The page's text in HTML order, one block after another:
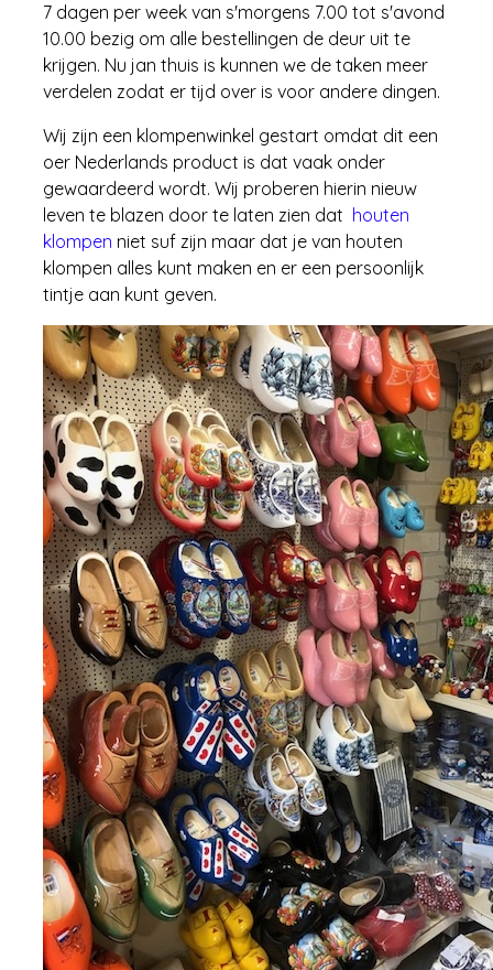
7 dagen per week van s'morgens 7.00 tot s'avond
10.00 bezig om alle bestellingen de deur uit te
krijgen. Nu jan thuis is kunnen we de taken meer
verdelen zodat er tijd over is voor andere dingen.
Wij zijn een klompenwinkel gestart omdat dit een
oer Nederlands product is dat vaak onder
gewaardeerd wordt. Wij proberen hierin nieuw
leven te blazen door te laten zien dat houten
klompen niet suf zijn maar dat je van houten
klompen alles kunt maken en er een persoonlijk
tintje aan kunt geven.